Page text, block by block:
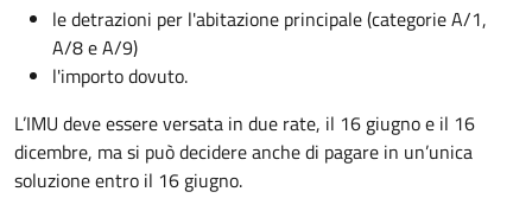
le detrazioni per l'abitazione principale (categorie A/1,
A/8 e A/9)
l'importo dovuto.
L’IMU deve essere versata in due rate, il 16 giugno e il 16
dicembre, ma si può decidere anche di pagare in un’unica
soluzione entro il 16 giugno.